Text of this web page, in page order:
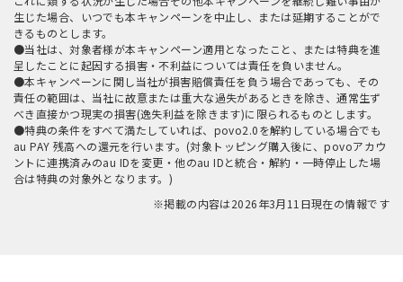
生じた場合、いつでも本キャンペーンを中止し、または延期することがで
きるものとします。
●当社は、対象者様が本キャンペーン適用となったこと、または特典を進
呈したことに起因する損害・不利益については責任を負いません。
●本キャンペーンに関し当社が損害賠償責任を負う場合であっても、その
責任の範囲は、当社に故意または重大な過失があるときを除き、通常生ず
べき直接かつ現実の損害(逸失利益を除きます)に限られるものとします。
●特典の条件をすべて満たしていれば、povo2.0を解約している場合でも
au PAY 残高への還元を行います。(対象トッピング購入後に、povoアカウ
ントに連携済みのau IDを変更・他のau IDと統合・解約・一時停止した場
合は特典の対象外となります。)
※掲載の内容は2026年3月11日現在の情報です